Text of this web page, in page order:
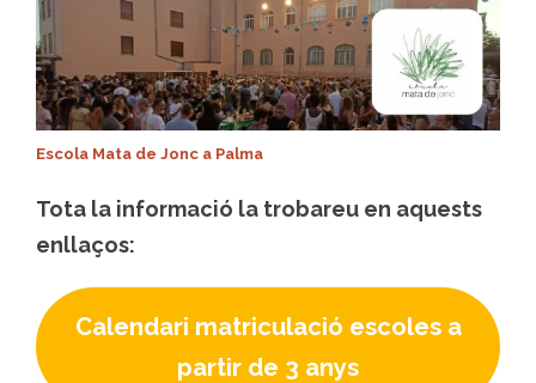
Escola Mata de Jonc a Palma
Tota la informació la trobareu en aquests
enllaços:
Calendari matriculació escoles a
partir de 3 anys